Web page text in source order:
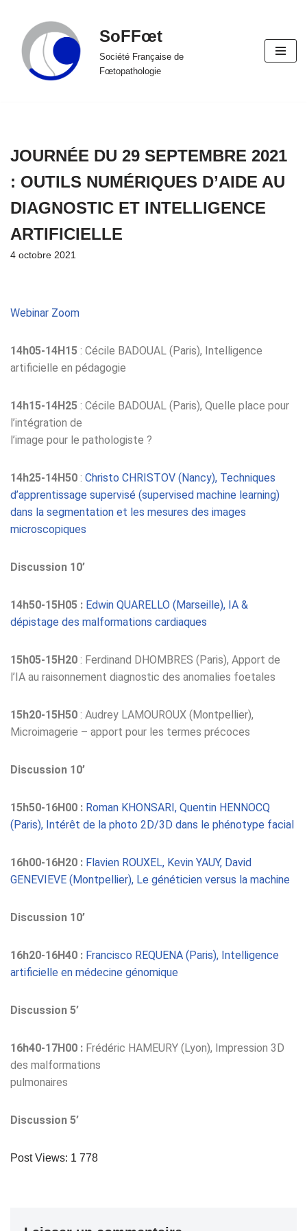
Aller
au
contenu
SoFFœt
Société Française de
Fœtopathologie
JOURNÉE DU 29 SEPTEMBRE 2021
: OUTILS NUMÉRIQUES D’AIDE AU
DIAGNOSTIC ET INTELLIGENCE
ARTIFICIELLE
4 octobre 2021
Webinar Zoom
14h05-14H15 : Cécile BADOUAL (Paris), Intelligence
artificielle en pédagogie
14h15-14H25 : Cécile BADOUAL (Paris), Quelle place pour
l’intégration de
l’image pour le pathologiste ?
14h25-14H50 : Christo CHRISTOV (Nancy), Techniques
d’apprentissage supervisé (supervised machine learning)
dans la segmentation et les mesures des images
microscopiques
Discussion 10’
14h50-15H05 : Edwin QUARELLO (Marseille), IA &
dépistage des malformations cardiaques
15h05-15H20 : Ferdinand DHOMBRES (Paris), Apport de
l’IA au raisonnement diagnostic des anomalies foetales
15h20-15H50 : Audrey LAMOUROUX (Montpellier),
Microimagerie – apport pour les termes précoces
Discussion 10’
15h50-16H00 : Roman KHONSARI, Quentin HENNOCQ
(Paris), Intérêt de la photo 2D/3D dans le phénotype facial
16h00-16H20 : Flavien ROUXEL, Kevin YAUY, David
GENEVIEVE (Montpellier), Le généticien versus la machine
Discussion 10’
16h20-16H40 : Francisco REQUENA (Paris), Intelligence
artificielle en médecine génomique
Discussion 5’
16h40-17H00 : Frédéric HAMEURY (Lyon), Impression 3D
des malformations
pulmonaires
Discussion 5’
Post Views: 1 778